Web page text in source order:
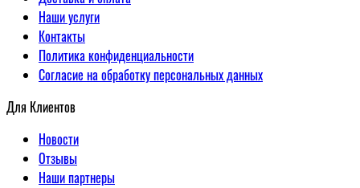
Наши услуги
Контакты
Политика конфиденциальности
Согласие на обработку персональных данных
Для Клиентов
Новости
Отзывы
Наши партнеры